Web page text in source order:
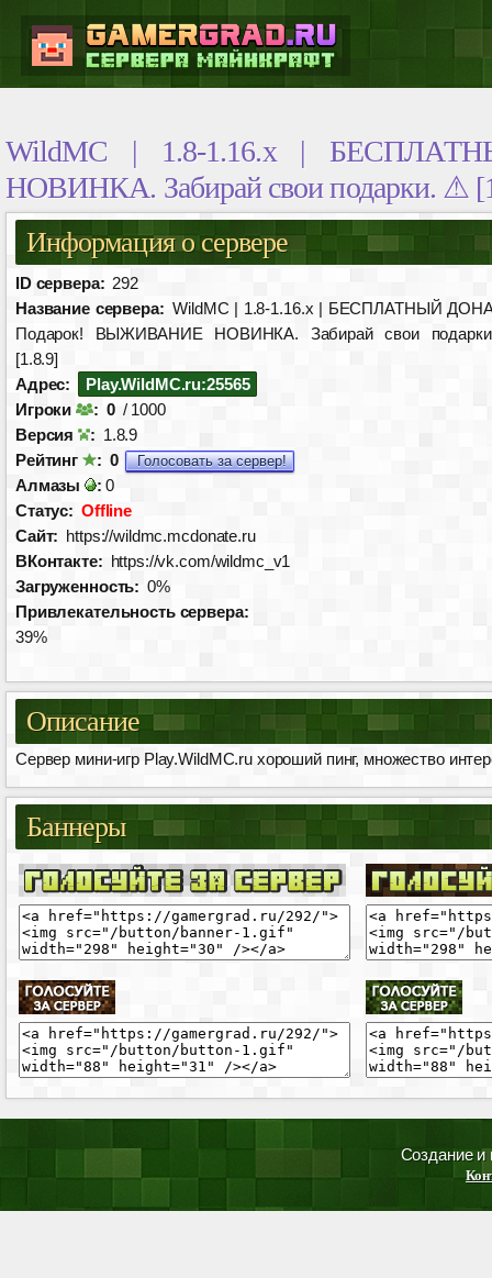
WildMC | 1.8-1.16.x |
НОВИНКА. Забирай свои подарки. ⚠
Информация о сервере
ID сервера: 292
Название сервера: WildMC | 1.8-1.16.x | БЕСПЛАТНЫЙ
Подарок! ВЫЖИВАНИЕ НОВИНКА. Забирай свои
[1.8.9]
Адрес:
Play.WildMC.ru:25565
Игроки
: 0 / 1000
Версия
: 1.8.9
Рейтинг
: 0 Голосовать за сервер!
Алмазы : 0
Статус: Offline
Сайт: https://wildmc.mcdonate.ru
ВКонтакте: https://vk.com/wildmc_v1
Загруженность: 0%
Привлекательность сервера:
39%
Описание
Сервер мини-игр Play.WildMC.ru хороший пинг, множество
Баннеры
Создание и